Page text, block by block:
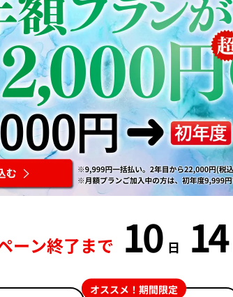
ーン終了まで 10 日 14
オススメ！期間限定